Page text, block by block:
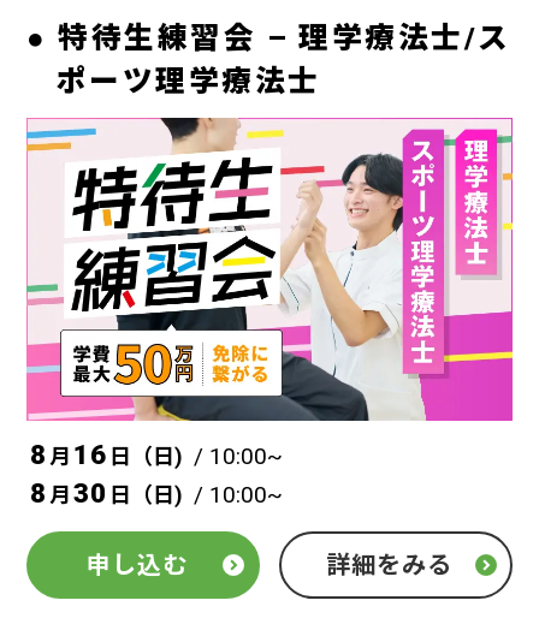
特待生練習会 – 理学療法士/ス
ポーツ理学療法士
8 月 16 日（日) / 10:00~
8月30 日（ 日) / 10:00~
申し込む 詳細をみる